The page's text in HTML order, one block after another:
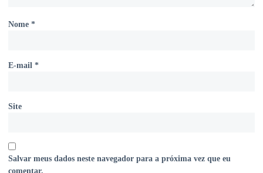
Nome *
E-mail *
Site
Salvar meus dados neste navegador para a próxima vez que eu
comentar.